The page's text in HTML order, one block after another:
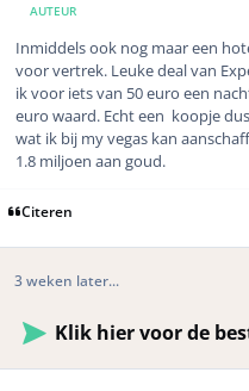
AUTEUR
Inmiddels ook nog maar een
voor vertrek. Leuke deal van
ik voor iets van 50 euro een
euro waard. Echt een koopje
wat ik bij my vegas kan
1.8 miljoen aan goud.
Citeren
3 weken later...
Klik hier voor de